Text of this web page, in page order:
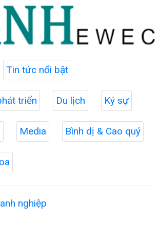
Tin tức nổi bật
triển Du lịch Ký sự
Media Bình dị & Cao quý
nghiệp